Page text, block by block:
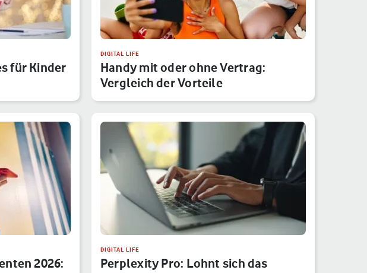
für Kinder
DIGITAL LIFE
Handy mit oder ohne Vertrag:
Vergleich der Vorteile
2026:
DIGITAL LIFE
Perplexity Pro: Lohnt sich das